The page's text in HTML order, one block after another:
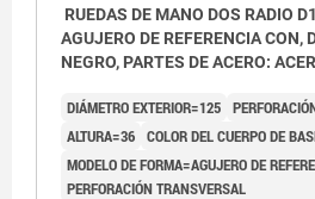
RUEDAS DE MANO DOS RADIO
AGUJERO DE REFERENCIA CON,
NEGRO, PARTES DE ACERO:
DIÁMETRO EXTERIOR=125
ALTURA=36 COLOR DEL CUERPO DE
MODELO DE FORMA=AGUJERO DE
PERFORACIÓN TRANSVERSAL